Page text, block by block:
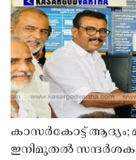
കാസർകോട്ട് ആദ്യം;
ഇനിമുതൽ